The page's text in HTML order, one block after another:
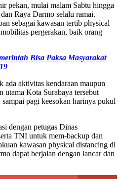
pekan, mulai malam Sabtu hingga
Raya Darmo selalu ramai.
sebagai kawasan tertib physical
pergerakan, baik orang
Bisa Paksa Masyarakat
ada aktivitas kendaraan maupun
utama Kota Surabaya tersebut
pagi keesokan harinya pukul
dengan petugas Dinas
TNI untuk mem-backup dan
kawasan physical distancing di
dapat berjalan dengan lancar dan